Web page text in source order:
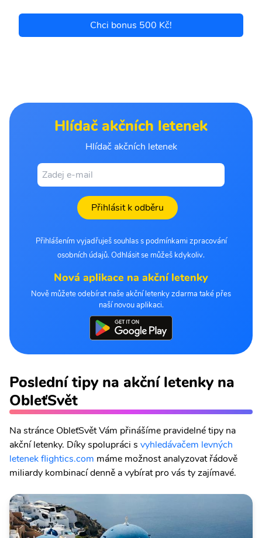
Chci bonus 500 Kč!
Hlídač akčních letenek
Hlídač akčních letenek
Přihlásit k odběru
Přihlášením vyjadřuješ souhlas s podmínkami zpracování
osobních údajů. Odhlásit se můžeš kdykoliv.
Nová aplikace na akční letenky
Nově můžete odebírat naše akční letenky zdarma také přes
naší novou aplikaci.
Poslední tipy na akční letenky na
ObleťSvět
Na stránce ObleťSvět Vám přinášíme pravidelné tipy na
akční letenky. Díky spolupráci s vyhledávačem levných
letenek flightics.com máme možnost analyzovat řádově
miliardy kombinací denně a vybírat pro vás ty zajímavé.